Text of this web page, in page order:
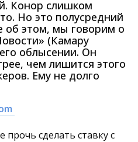
Конор слишком
Но это полусредний
об этом, мы говорим о
(Камару
облысении. Он
чем лишится этого
Ему не долго
сделать ставку с